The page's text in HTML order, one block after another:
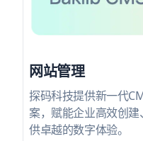
网站管理
探码科技提供新一代
案，赋能企业高效创
供卓越的数字体验。